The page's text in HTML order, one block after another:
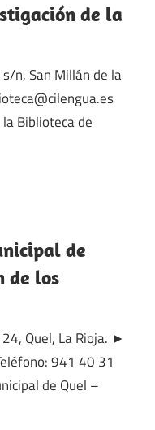
de la
n, San Millán de la
Biblioteca de
de
de los
Quel, La Rioja. ►
941 40 31
de Quel –